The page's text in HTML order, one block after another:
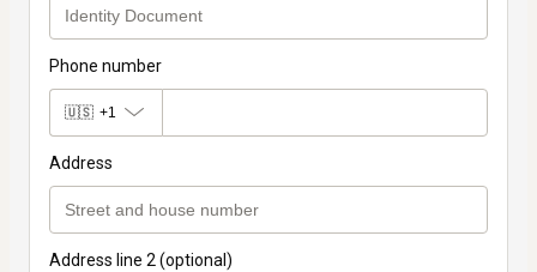
Phone number
🇺🇸 +1
Address
Address line 2 (optional)